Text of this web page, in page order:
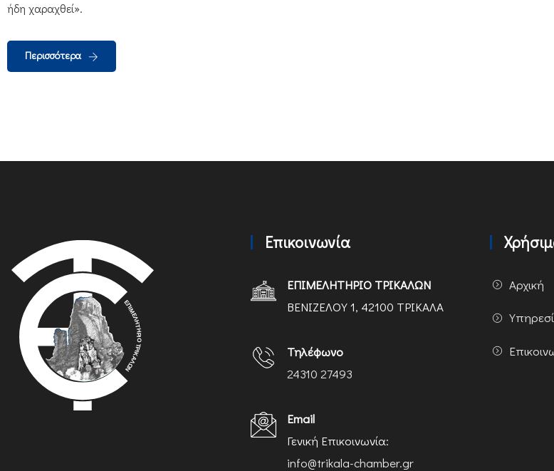
ήδη χαραχθεί».
Περισσότερα
Επικοινωνία
ΕΠΙΜΕΛΗΤΗΡΙΟ ΤΡΙΚΑΛΩΝ
ΒΕΝΙΖΕΛΟΥ 1, 42100 ΤΡΙΚΑΛΑ
Τηλέφωνο
24310 27493
Email
Γενική Επικοινωνία:
info@trikala-chamber.gr
Αρχική